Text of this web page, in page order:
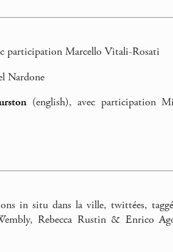
participation Marcello Vitali-Rosati
Nardone
(english), avec participation
in situ dans la ville, twittées,
Rebecca Rustin & Enrico